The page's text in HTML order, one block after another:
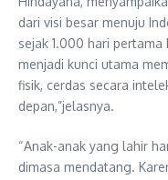
dari visi besar menuju
sejak 1.000 hari
menjadi kunci utama
fisik, cerdas secara
depan,”jelasnya.
“Anak-anak yang lahir
dimasa mendatang.